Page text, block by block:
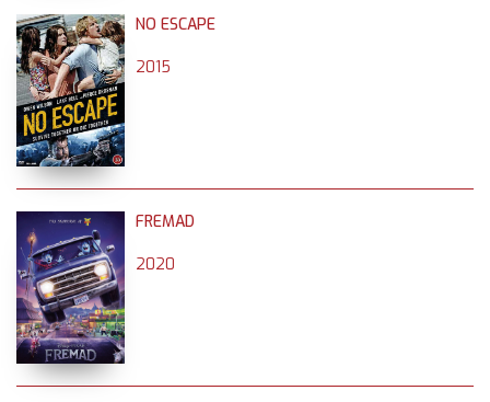
NO ESCAPE
2015
FREMAD
2020